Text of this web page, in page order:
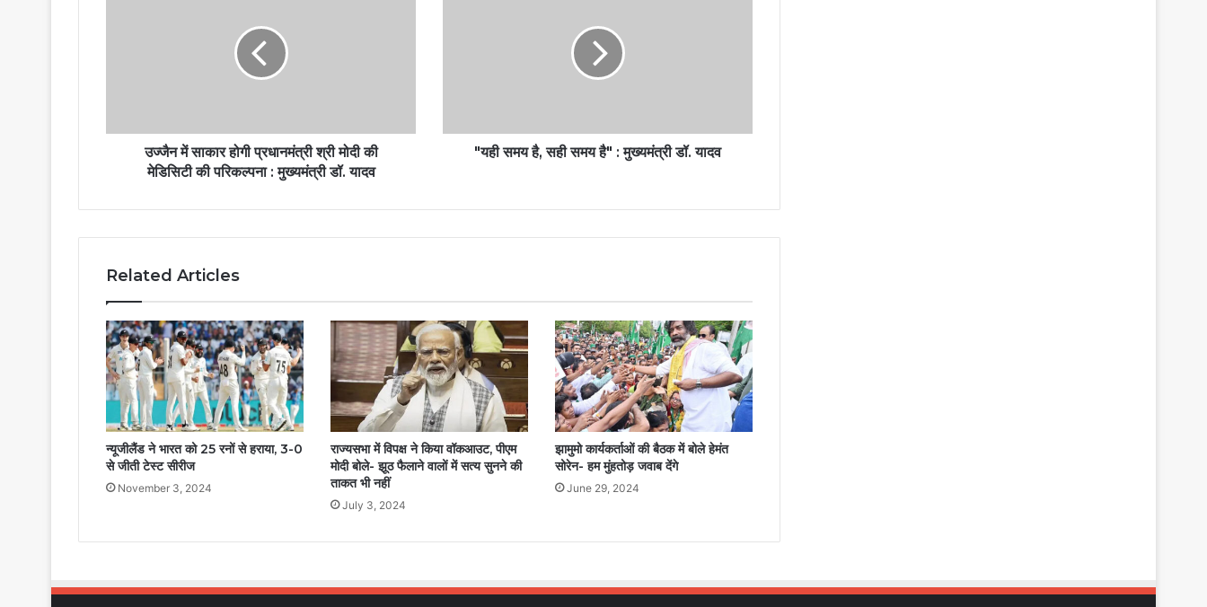
उज्जैन में साकार होगी प्रधानमंत्री श्री मोदी की
मेडिसिटी की परिकल्पना : मुख्यमंत्री डॉ. यादव
"यही समय है, सही समय है" : मुख्यमंत्री डॉ. यादव
Related Articles
न्यूजीलैंड ने भारत को 25 रनों से हराया, 3-0
से जीती टेस्ट सीरीज
November 3, 2024
राज्यसभा में विपक्ष ने किया वॉकआउट, पीएम
मोदी बोले- झूठ फैलाने वालों में सत्य सुनने की
ताकत भी नहीं
July 3, 2024
झामुमो कार्यकर्ताओं की बैठक में बोले हेमंत
सोरेन- हम मुंहतोड़ जवाब देंगे
June 29, 2024